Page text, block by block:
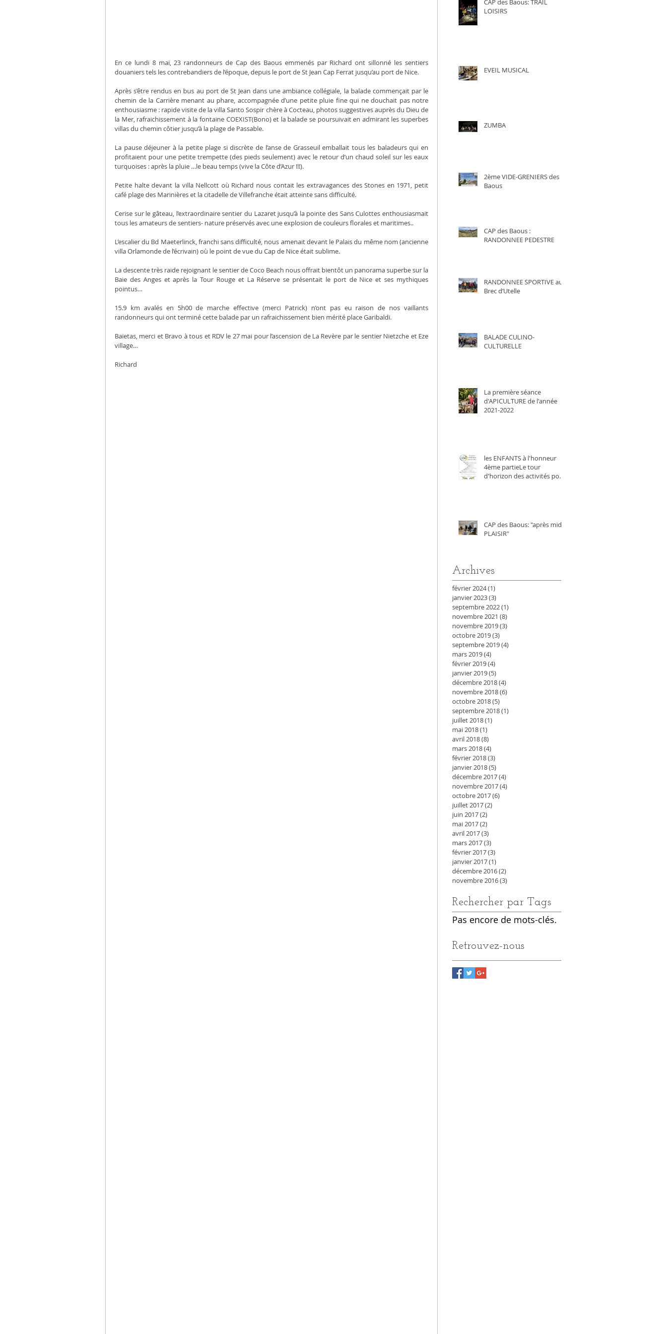
En ce lundi 8 mai, 23 randonneurs de Cap des Baous emmenés par Richard ont sillonné les sentiers
douaniers tels les contrebandiers de l’époque, depuis le port de St Jean Cap Ferrat jusqu’au port de Nice.
Après s’être rendus en bus au port de St Jean dans une ambiance collégiale, la balade commençait par le
chemin de la Carrière menant au phare, accompagnée d’une petite pluie fine qui ne douchait pas notre
enthousiasme : rapide visite de la villa Santo Sospir chère à Cocteau, photos suggestives auprès du Dieu de
la Mer, rafraichissement à la fontaine COEXIST(Bono) et la balade se poursuivait en admirant les superbes
villas du chemin côtier jusqu’à la plage de Passable.
La pause déjeuner à la petite plage si discrète de l’anse de Grasseuil emballait tous les baladeurs qui en
profitaient pour une petite trempette (des pieds seulement) avec le retour d’un chaud soleil sur les eaux
turquoises : après la pluie …le beau temps (vive la Côte d’Azur !!!).
Petite halte devant la villa Nellcott où Richard nous contait les extravagances des Stones en 1971, petit
café plage des Marinières et la citadelle de Villefranche était atteinte sans difficulté.
Cerise sur le gâteau, l’extraordinaire sentier du Lazaret jusqu’à la pointe des Sans Culottes enthousiasmait
tous les amateurs de sentiers- nature préservés avec une explosion de couleurs florales et maritimes..
L’escalier du Bd Maeterlinck, franchi sans difficulté, nous amenait devant le Palais du même nom (ancienne
villa Orlamonde de l’écrivain) où le point de vue du Cap de Nice était sublime.
La descente très raide rejoignant le sentier de Coco Beach nous offrait bientôt un panorama superbe sur la
Baie des Anges et après la Tour Rouge et La Réserve se présentait le port de Nice et ses mythiques
pointus…
15.9 km avalés en 5h00 de marche effective (merci Patrick) n’ont pas eu raison de nos vaillants
randonneurs qui ont terminé cette balade par un rafraichissement bien mérité place Garibaldi.
Baïetas, merci et Bravo à tous et RDV le 27 mai pour l’ascension de La Revère par le sentier Nietzche et Eze
village…
Richard
CAP des Baous: TRAIL
LOISIRS
EVEIL MUSICAL
ZUMBA
2ème VIDE-GRENIERS des
Baous
CAP des Baous :
RANDONNEE PEDESTRE
RANDONNEE SPORTIVE au
Brec d’Utelle
BALADE CULINO-
CULTURELLE
La première séance
d'APICULTURE de l'année
2021-2022
les ENFANTS à l'honneur
4ème partieLe tour
d'horizon des activités pour
CAP des Baous: "après midi
PLAISIR"
Archives
février 2024(1)
janvier 2023(3)
septembre 2022(1)
novembre 2021 (8)
novembre 2019(3)
octobre 2019(3)
septembre 2019(4)
mars 2019(4)
février 2019(4)
janvier 2019(5)
décembre 2018(4)
novembre 2018(6)
octobre 2018(5)
septembre 2018(1)
juillet 2018(1)
mai 2018(1)
avril 2018(8)
mars 2018(4)
février 2018(3)
janvier 2018(5)
décembre 2017(4)
novembre 2017(4)
octobre 2017(6)
juillet 2017(2)
juin 2017(2)
mai 2017(2)
avril 2017(3)
mars 2017(3)
février 2017(3)
janvier 2017(1)
décembre 2016(2)
novembre 2016(3)
Rechercher par Tags
Pas encore de mots-clés.
Retrouvez-nous